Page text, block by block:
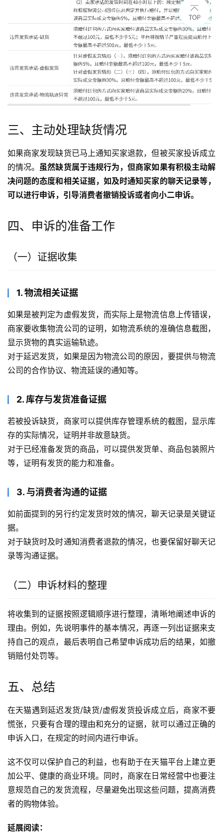
三、主动处理缺货情况
如果商家发现缺货已马上通知买家退款，但被买家投诉成立
的情况。 虽然缺货属于违规行为，但商家如果有积极主动解
决问题的态度和相关证据，如及时通知买家的聊天记录等，
可以进行申诉，引导消费者撤销投诉或者向小二申诉。
四、申诉的准备工作
（一）证据收集
1. 物流相关证据
如果是被判定为虚假发货，而实际上是物流信息上传错误，
商家要收集物流公司的证明，如物流系统的准确信息截图，
显示货物的真实运输轨迹。
对于延迟发货，如果是因为物流公司的原因，要提供与物流
公司的合作协议、物流延误的通知等。
2. 库存与发货准备证据
若被投诉缺货，商家可以提供库存管理系统的截图，显示库
存的实际情况，证明并非故意缺货。
对于已经准备发货的商品，可以提供发货单、商品包装照片
等，证明有发货的能力和准备。
3. 与消费者沟通的证据
如前面提到的另行约定发货时效的情况，聊天记录是关键证
据。
对于缺货时及时通知消费者退款的情况，也要保留好聊天记
录等沟通证据。
（二）申诉材料的整理
将收集到的证据按照逻辑顺序进行整理，清晰地阐述申诉的
理由。例如，先说明事件的基本情况，再逐一列出证据来支
持自己的观点，最后表明自己希望申诉成功后的结果，如撤
销赔付处罚等。
五、总结
在天猫遇到延迟发货/缺货/虚假发货投诉成立后，商家不要
慌张，只要有合理的理由和充分的证据，就可以通过正确的
申诉入口，在规定的时间内进行申诉。
这不仅可以保护自己的利益，也有助于在天猫平台上建立更
加公平、健康的商业环境。同时，商家在日常经营中也要注
意规范自己的发货流程，尽量避免出现这些问题，提高消费
者的购物体验。
延展阅读：